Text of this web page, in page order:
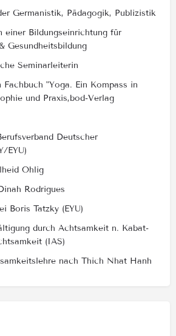
Germanistik, Pädagogik, Publizistik
einer Bildungseinrichtung für
Gesundheitsbildung
Seminarleiterin
"Yoga. Ein Kompass in
und Praxis,bod-Verlag
Deutscher
EYU)
Ohlig
Rodrigues
Boris Tatzky (EYU)
durch Achtsamkeit n. Kabat-
(IAS)
nach Thich Nhat Hanh